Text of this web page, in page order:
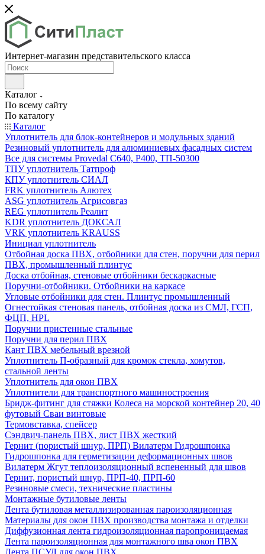
Интернет-магазин представительского класса
Каталог
По всему сайту
По каталогу
Каталог
Уплотнитель для блок-контейнеров и модульных зданий
Резиновый уплотнитель для алюминиевых фасадных систем
Все для системы Provedal С640, Р400, ТП-50300
ТПУ уплотнитель Татпроф
КПУ уплотнитель СИАЛ
FRK уплотнитель Алютех
ASG уплотнитель Агрисовгаз
REG уплотнитель Реалит
KDR уплотнитель ДОКСАЛ
VRK уплотнитель KRAUSS
Инициал уплотнитель
Отбойная доска ПВХ, отбойники для стен, поручни для перил
ПВХ, промышленный плинтус
Доска отбойная, стеновые отбойники бескаркасные
Поручни-отбойники. Отбойники на каркасе
Угловые отбойники для стен. Плинтус промышленный
Огнестойкая стеновая панель, отбойная доска из СМЛ, ГСП,
ФЦП, HPL
Поручни пристенные стальные
Поручни для перил ПВХ
Кант ПВХ мебельный врезной
Уплотнитель П-образный для кромок стекла, хомутов,
стальной ленты
Уплотнитель для окон ПВХ
Уплотнители для транспортного машиностроения
Бридж-фитинг для стяжки Колеса на морской контейнер 20, 40
футовый Сваи винтовые
Термовставка, спейсер
Сэндвич-панель ПВХ, лист ПВХ жесткий
Гернит (пористый шнур, ПРП) Вилатерм Гидрошпонка
Гидрошпонка для герметизации деформационных швов
Вилатерм Жгут теплоизоляционный вспененный для швов
Гернит, пористый шнур, ПРП-40, ПРП-60
Резиновые смеси, технические пластины
Монтажные бутиловые ленты
Лента бутиловая металлизированная пароизоляционная
Материалы для окон ПВХ производства монтажа и отделки
Диффузионная лента гидроизоляционная паропроницаемая
Лента пароизоляционная для монтажного шва окон ПВХ
Лента ПСУЛ для окон ПВХ